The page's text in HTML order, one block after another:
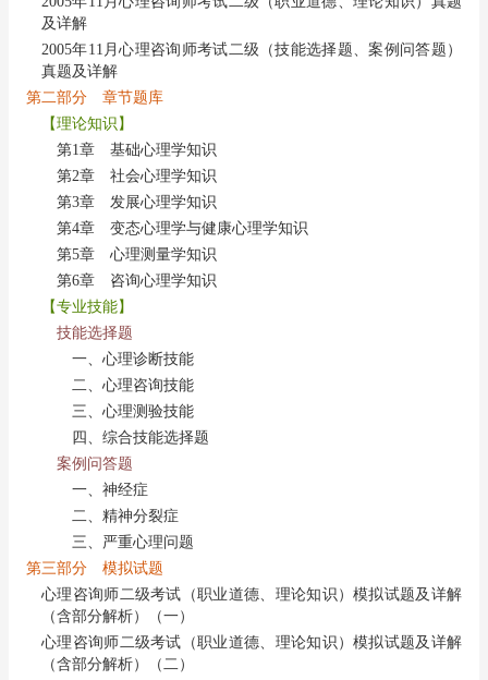
及详解
2005年11月心理咨询师考试二级（技能选择题、案例问答题）
真题及详解
第二部分 章节题库
【理论知识】
第1章 基础心理学知识
第2章 社会心理学知识
第3章 发展心理学知识
第4章 变态心理学与健康心理学知识
第5章 心理测量学知识
第6章 咨询心理学知识
【专业技能】
技能选择题
一、心理诊断技能
二、心理咨询技能
三、心理测验技能
四、综合技能选择题
案例问答题
一、神经症
二、精神分裂症
三、严重心理问题
第三部分 模拟试题
心理咨询师二级考试（职业道德、理论知识）模拟试题及详解
（含部分解析）（一）
心理咨询师二级考试（职业道德、理论知识）模拟试题及详解
（含部分解析）（二）